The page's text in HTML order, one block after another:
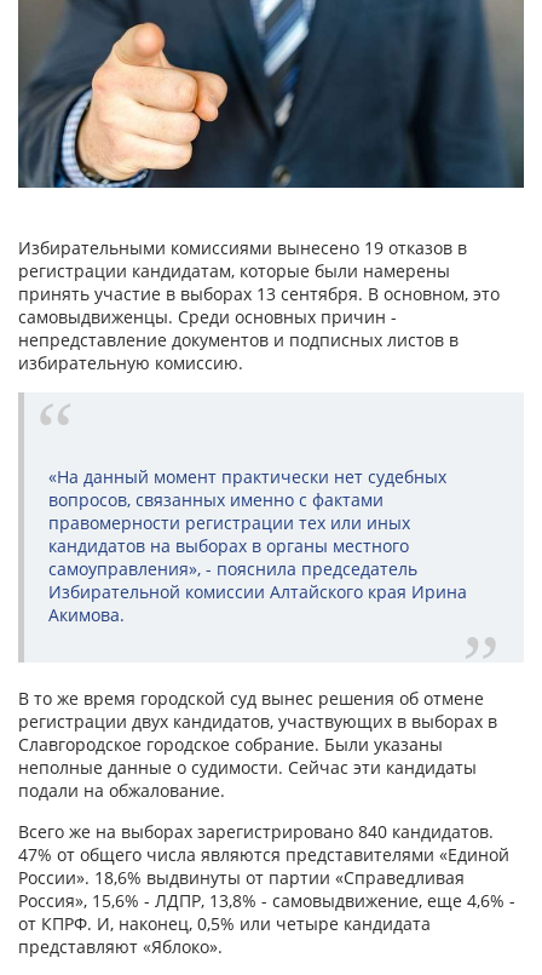
Избирательными комиссиями вынесено 19 отказов в
регистрации кандидатам, которые были намерены
принять участие в выборах 13 сентября. В основном, это
самовыдвиженцы. Среди основных причин -
непредставление документов и подписных листов в
избирательную комиссию.
«На данный момент практически нет судебных
вопросов, связанных именно с фактами
правомерности регистрации тех или иных
кандидатов на выборах в органы местного
самоуправления», - пояснила председатель
Избирательной комиссии Алтайского края Ирина
Акимова.
В то же время городской суд вынес решения об отмене
регистрации двух кандидатов, участвующих в выборах в
Славгородское городское собрание. Были указаны
неполные данные о судимости. Сейчас эти кандидаты
подали на обжалование.
Всего же на выборах зарегистрировано 840 кандидатов.
47% от общего числа являются представителями «Единой
России». 18,6% выдвинуты от партии «Справедливая
Россия», 15,6% - ЛДПР, 13,8% - самовыдвижение, еще 4,6% -
от КПРФ. И, наконец, 0,5% или четыре кандидата
представляют «Яблоко».